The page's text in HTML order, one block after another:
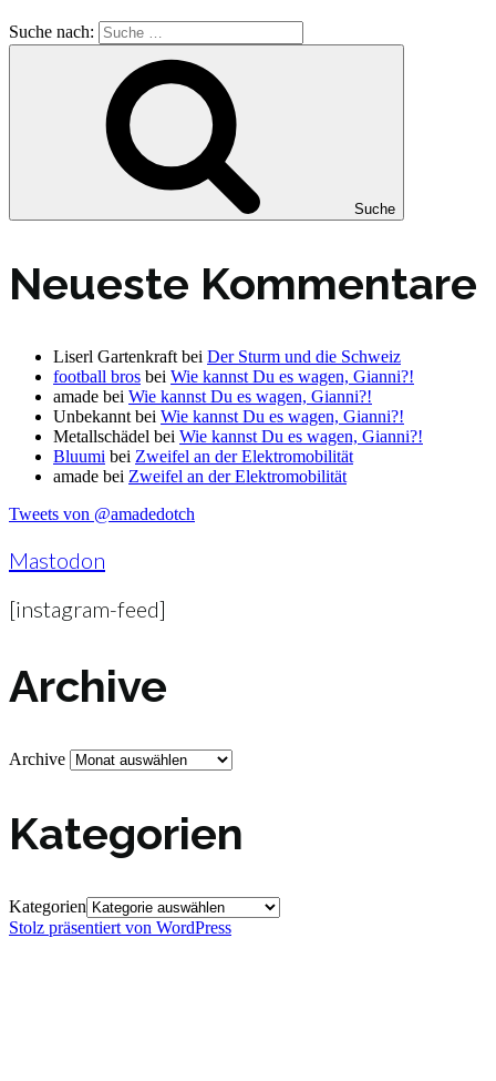
Suche nach:
Suche
Neueste Kommentare
Liserl Gartenkraft bei Der Sturm und die Schweiz
football bros bei Wie kannst Du es wagen, Gianni?!
amade bei Wie kannst Du es wagen, Gianni?!
Unbekannt bei Wie kannst Du es wagen, Gianni?!
Metallschädel bei Wie kannst Du es wagen, Gianni?!
Bluumi bei Zweifel an der Elektromobilität
amade bei Zweifel an der Elektromobilität
Tweets von @amadedotch
Mastodon
[instagram-feed]
Archive
Archive
Kategorien
Kategorien
Stolz präsentiert von WordPress